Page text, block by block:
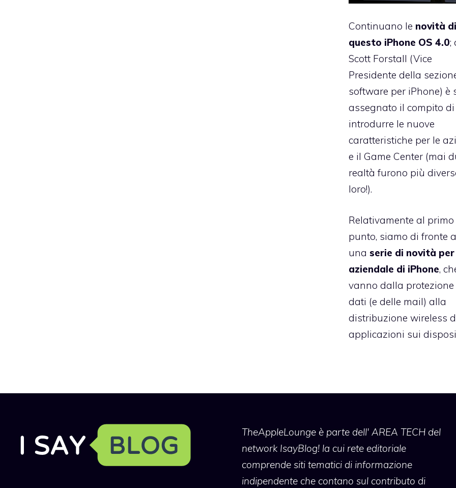
Continuano le novità
questo iPhone OS 4.0;
Scott Forstall (Vice
Presidente della
software per iPhone) è
assegnato il compito di
introdurre le nuove
caratteristiche per le
e il Game Center (mai
realtà furono più
loro!).
Relativamente al primo
punto, siamo di fronte
una serie di novità per
aziendale di iPhone,
vanno dalla protezione
dati (e delle mail) alla
distribuzione wireless
applicazioni sui
TheAppleLoungeè parte dell' AREA TECH del
network IsayBlog! la cui rete editoriale
comprende siti tematici di informazione
indipendente che contano sul contributo di